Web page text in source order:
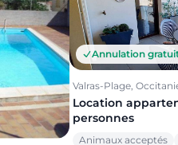
Annulation
Valras-Plage,
Location
personnes
Animaux acceptés